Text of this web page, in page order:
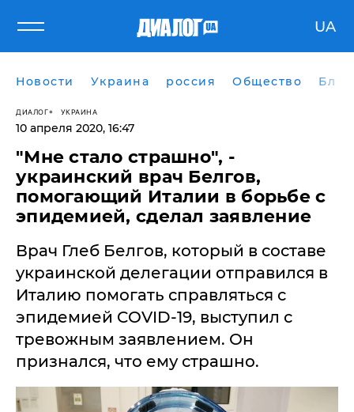
UA
Новости Украина россия Общество
ДИАЛОГ УКРАИНА
10 апреля 2020, 16:47
​"Мне стало страшно", -
украинский врач Белгов,
помогающий Италии в борьбе с
эпидемией, сделал заявление
Врач Глеб Белгов, который в составе
украинской делегации отправился в
Италию помогать справляться с
эпидемией COVID-19, выступил с
тревожным заявлением. Он
признался, что ему страшно.